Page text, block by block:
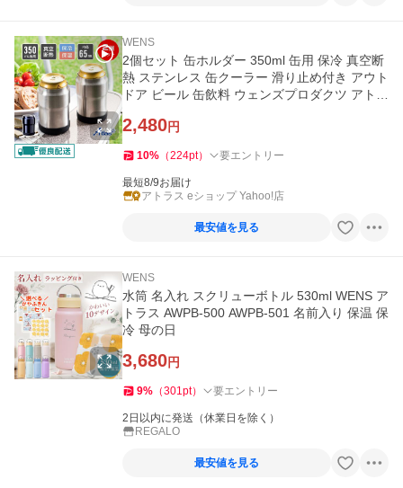
WENS
2個セット 缶ホルダー 350ml 缶用 保冷 真空断
熱 ステンレス 缶クーラー 滑り止め付き アウト
ドア ビール 缶飲料 ウェンズプロダクツ アトラ
2,480円
10% （224pt） 要エントリー
最短8/9お届け
アトラス eショップ Yahoo!店
最安値を見る
WENS
水筒 名入れ スクリューボトル 530ml WENS ア
トラス AWPB-500 AWPB-501 名前入り 保温 保
冷 母の日
3,680円
9% （301pt） 要エントリー
2日以内に発送（休業日を除く）
REGALO
最安値を見る